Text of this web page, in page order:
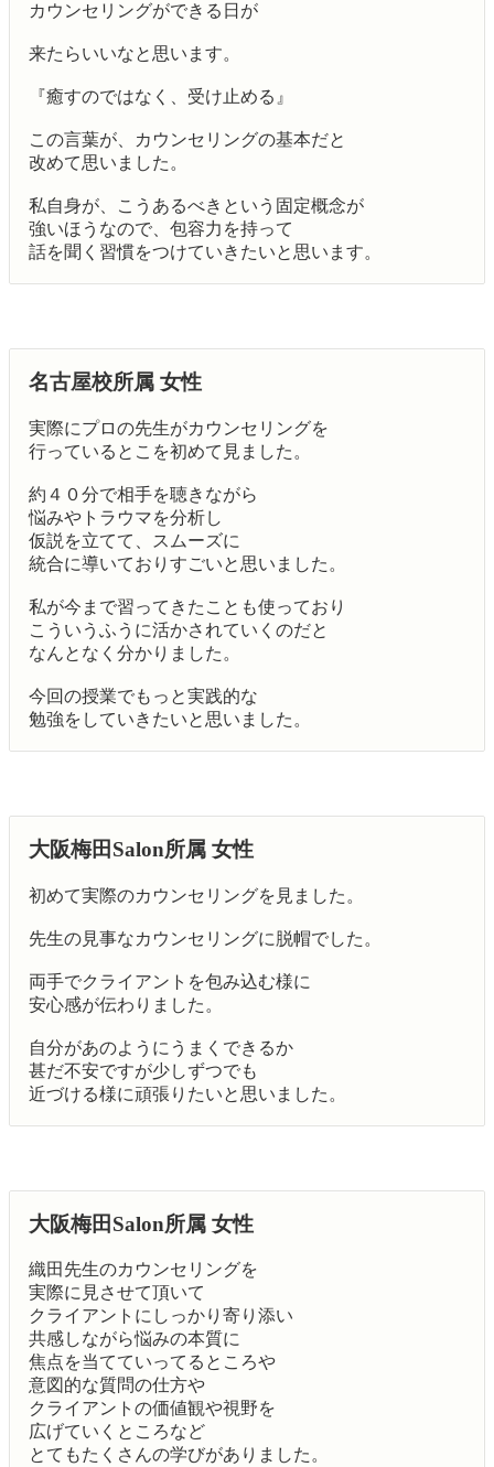
カウンセリングができる日が
来たらいいなと思います。
『癒すのではなく、受け止める』
この言葉が、カウンセリングの基本だと
改めて思いました。
私自身が、こうあるべきという固定概念が
強いほうなので、包容力を持って
話を聞く習慣をつけていきたいと思います。
名古屋校所属 女性
実際にプロの先生がカウンセリングを
行っているとこを初めて見ました。
約４０分で相手を聴きながら
悩みやトラウマを分析し
仮説を立てて、スムーズに
統合に導いておりすごいと思いました。
私が今まで習ってきたことも使っており
こういうふうに活かされていくのだと
なんとなく分かりました。
今回の授業でもっと実践的な
勉強をしていきたいと思いました。
大阪梅田Salon所属 女性
初めて実際のカウンセリングを見ました。
先生の見事なカウンセリングに脱帽でした。
両手でクライアントを包み込む様に
安心感が伝わりました。
自分があのようにうまくできるか
甚だ不安ですが少しずつでも
近づける様に頑張りたいと思いました。
大阪梅田Salon所属 女性
織田先生のカウンセリングを
実際に見させて頂いて
クライアントにしっかり寄り添い
共感しながら悩みの本質に
焦点を当てていってるところや
意図的な質問の仕方や
クライアントの価値観や視野を
広げていくところなど
とてもたくさんの学びがありました。